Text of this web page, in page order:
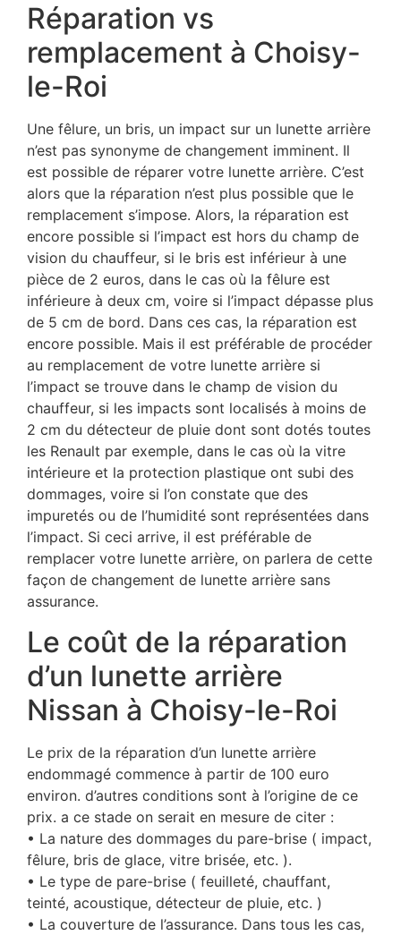
Réparation vs
remplacement à Choisy-
le-Roi
Une fêlure, un bris, un impact sur un lunette arrière
n’est pas synonyme de changement imminent. Il
est possible de réparer votre lunette arrière. C’est
alors que la réparation n’est plus possible que le
remplacement s’impose. Alors, la réparation est
encore possible si l’impact est hors du champ de
vision du chauffeur, si le bris est inférieur à une
pièce de 2 euros, dans le cas où la fêlure est
inférieure à deux cm, voire si l’impact dépasse plus
de 5 cm de bord. Dans ces cas, la réparation est
encore possible. Mais il est préférable de procéder
au remplacement de votre lunette arrière si
l’impact se trouve dans le champ de vision du
chauffeur, si les impacts sont localisés à moins de
2 cm du détecteur de pluie dont sont dotés toutes
les Renault par exemple, dans le cas où la vitre
intérieure et la protection plastique ont subi des
dommages, voire si l’on constate que des
impuretés ou de l’humidité sont représentées dans
l’impact. Si ceci arrive, il est préférable de
remplacer votre lunette arrière, on parlera de cette
façon de changement de lunette arrière sans
assurance.
Le coût de la réparation
d’un lunette arrière
Nissan à Choisy-le-Roi
Le prix de la réparation d’un lunette arrière
endommagé commence à partir de 100 euro
environ. d’autres conditions sont à l’origine de ce
prix. a ce stade on serait en mesure de citer :
• La nature des dommages du pare-brise ( impact,
fêlure, bris de glace, vitre brisée, etc. ).
• Le type de pare-brise ( feuilleté, chauffant,
teinté, acoustique, détecteur de pluie, etc. )
• La couverture de l’assurance. Dans tous les cas,